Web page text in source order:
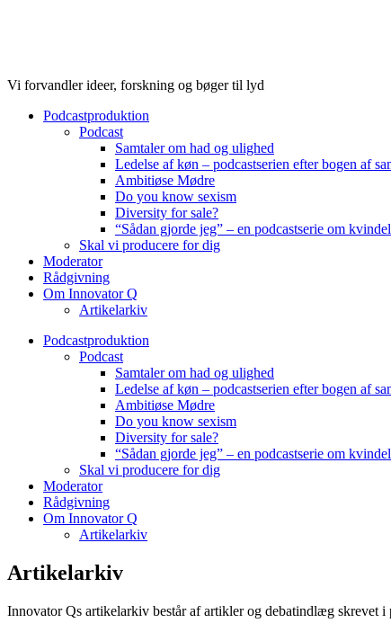
Vi forvandler ideer, forskning og bøger til lyd
Podcastproduktion
Podcast
Samtaler om had og ulighed
Ledelse af køn – podcastserien efter bogen af
Ambitiøse Mødre
Do you know sexism
Diversity for sale?
“Sådan gjorde jeg” – en podcastserie om
Skal vi producere for dig
Moderator
Rådgivning
Om Innovator Q
Artikelarkiv
Podcastproduktion
Podcast
Samtaler om had og ulighed
Ledelse af køn – podcastserien efter bogen af
Ambitiøse Mødre
Do you know sexism
Diversity for sale?
“Sådan gjorde jeg” – en podcastserie om
Skal vi producere for dig
Moderator
Rådgivning
Om Innovator Q
Artikelarkiv
Artikelarkiv
Innovator Qs artikelarkiv består af artikler og debatindlæg skrevet